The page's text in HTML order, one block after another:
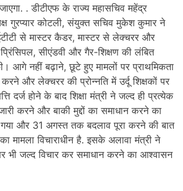
. डीटीएफ के राज्य महासचिव महेंद्र
गुरप्यार कोटली, संयुक्त सचिव मुकेश कुमार ने
से मास्टर कैडर, मास्टर से लेक्चरर और
सीएंडवी और गैर-शिक्षण की लंबित
आगे नहीं बढ़ाने, छूटे हुए मामलों पर प्राथमिकता
और लेक्चरर की प्रोन्नति में उर्दू शिक्षकों पर
दर्ज होने के बाद शिक्षा मंत्री ने जल्द ही प्रत्येक
करने और बाकी मुद्दों का समाधान करने का
गया और 31 अगस्त तक बदलाव पूरा करने की बात
विचाराधीन है. इसके अलावा मंत्री ने
भी जल्द विचार कर समाधान करने का आश्वासन